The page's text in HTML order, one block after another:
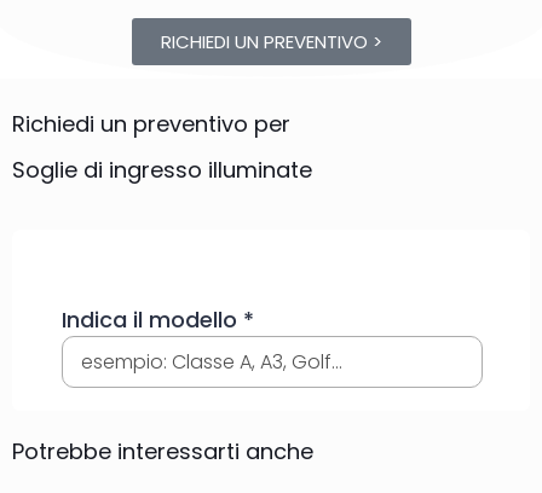
RICHIEDI UN PREVENTIVO >
Richiedi un preventivo per
Soglie di ingresso illuminate
Potrebbe interessarti anche